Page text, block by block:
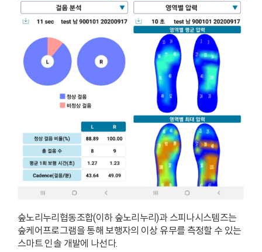
숲노리누리협동조합(이하 숲노리누리)과 스피나시스템즈는
숲케어프로그램을 통해 보행자의 이상 유무를 측정할 수 있는
스마트 인솔 개발에 나선다.